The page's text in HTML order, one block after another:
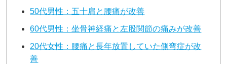
50代男性：五十肩と腰痛が改善
60代男性：坐骨神経痛と左股関節の痛みが改善
20代女性：腰痛と長年放置していた側弯症が改
善